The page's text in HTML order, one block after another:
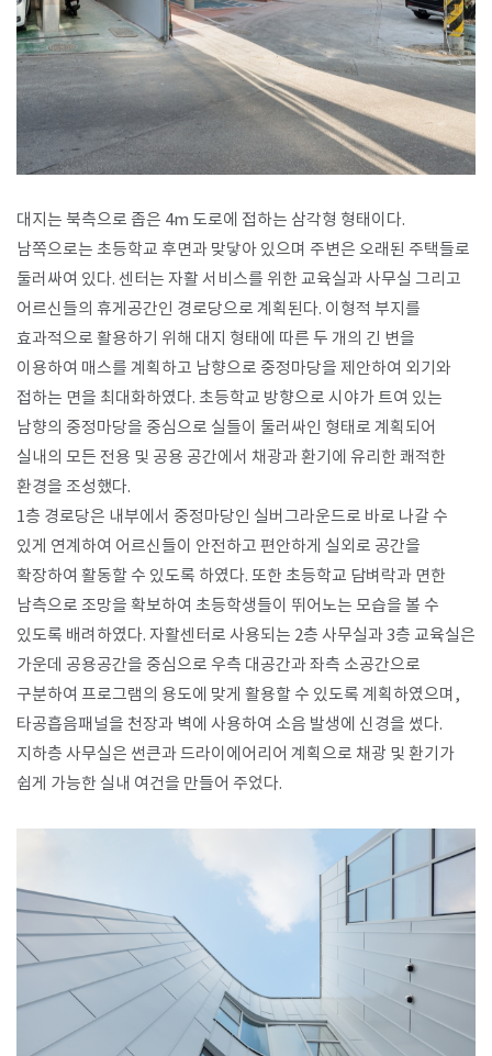
대지는 북측으로 좁은 4m 도로에 접하는 삼각형 형태이다.
남쪽으로는 초등학교 후면과 맞닿아 있으며 주변은 오래된 주택들로
둘러싸여 있다. 센터는 자활 서비스를 위한 교육실과 사무실 그리고
어르신들의 휴게공간인 경로당으로 계획된다. 이형적 부지를
효과적으로 활용하기 위해 대지 형태에 따른 두 개의 긴 변을
이용하여 매스를 계획하고 남향으로 중정마당을 제안하여 외기와
접하는 면을 최대화하였다. 초등학교 방향으로 시야가 트여 있는
남향의 중정마당을 중심으로 실들이 둘러싸인 형태로 계획되어
실내의 모든 전용 및 공용 공간에서 채광과 환기에 유리한 쾌적한
환경을 조성했다.
1층 경로당은 내부에서 중정마당인 실버그라운드로 바로 나갈 수
있게 연계하여 어르신들이 안전하고 편안하게 실외로 공간을
확장하여 활동할 수 있도록 하였다. 또한 초등학교 담벼락과 면한
남측으로 조망을 확보하여 초등학생들이 뛰어노는 모습을 볼 수
있도록 배려하였다. 자활센터로 사용되는 2층 사무실과 3층 교육실은
가운데 공용공간을 중심으로 우측 대공간과 좌측 소공간으로
구분하여 프로그램의 용도에 맞게 활용할 수 있도록 계획하였으며,
타공흡음패널을 천장과 벽에 사용하여 소음 발생에 신경을 썼다.
지하층 사무실은 썬큰과 드라이에어리어 계획으로 채광 및 환기가
쉽게 가능한 실내 여건을 만들어 주었다.